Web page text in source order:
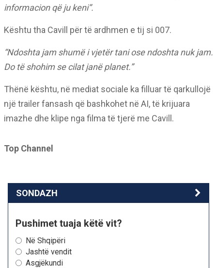
informacion që ju keni”.
Kështu tha Cavill për të ardhmen e tij si 007.
“Ndoshta jam shumë i vjetër tani ose ndoshta nuk jam.
Do të shohim se cilat janë planet.”
Thënë kështu, në mediat sociale ka filluar të qarkullojë
një trailer fansash që bashkohet në AI, të krijuara
imazhe dhe klipe nga filma të tjerë me Cavill.
Top Channel
SONDAZH
Pushimet tuaja këtë vit?
Në Shqipëri
Jashtë vendit
Asgjëkundi